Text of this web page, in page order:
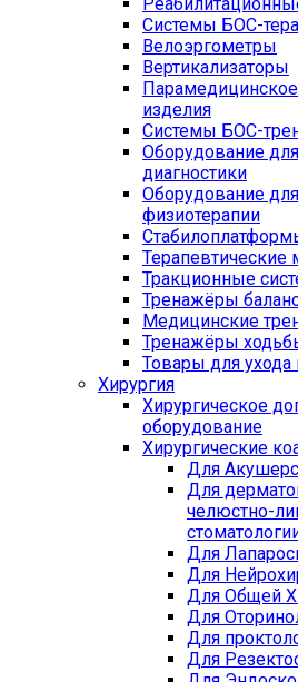
Системы БОС-
Велоэргометры
Вертикализаторы
изделия
Системы БОС-
Оборудование
диагностики
Оборудование
физиотерапии
Тракционные
Тренажёры
Медицинские
Тренажёры
Товары для ухода
Хирургия
Хирургическое
оборудование
Хирургические
Для
Для
челюстно-
Для
Для
Для Общей
Для
Для
Для